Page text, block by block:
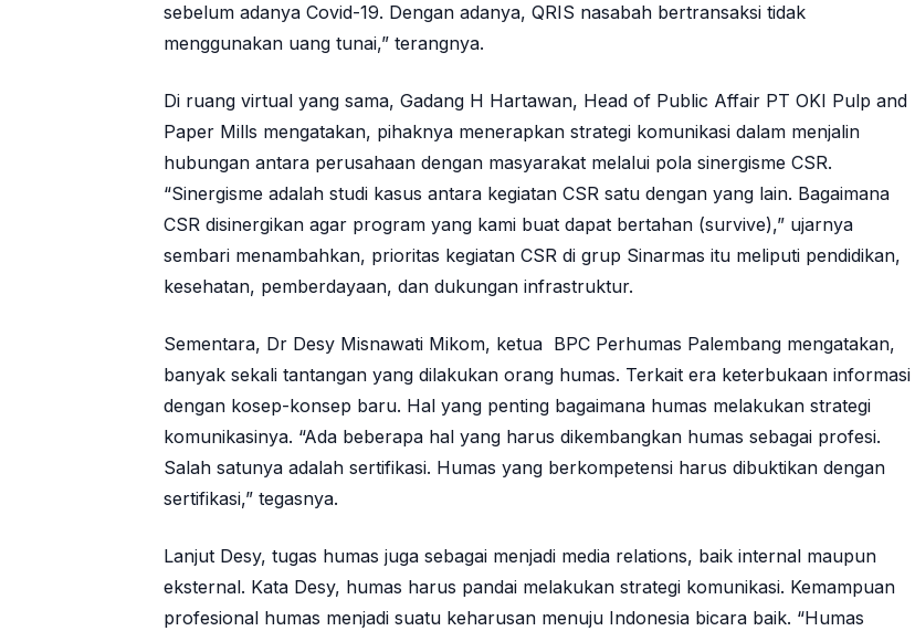
sebelum adanya Covid-19. Dengan adanya, QRIS nasabah bertransaksi tidak
menggunakan uang tunai,” terangnya.
Di ruang virtual yang sama, Gadang H Hartawan, Head of Public Affair PT OKI Pulp and
Paper Mills mengatakan, pihaknya menerapkan strategi komunikasi dalam menjalin
hubungan antara perusahaan dengan masyarakat melalui pola sinergisme CSR.
“Sinergisme adalah studi kasus antara kegiatan CSR satu dengan yang lain. Bagaimana
CSR disinergikan agar program yang kami buat dapat bertahan (survive),” ujarnya
sembari menambahkan, prioritas kegiatan CSR di grup Sinarmas itu meliputi pendidikan,
kesehatan, pemberdayaan, dan dukungan infrastruktur.
Sementara, Dr Desy Misnawati Mikom, ketua BPC Perhumas Palembang mengatakan,
banyak sekali tantangan yang dilakukan orang humas. Terkait era keterbukaan informasi
dengan kosep-konsep baru. Hal yang penting bagaimana humas melakukan strategi
komunikasinya. “Ada beberapa hal yang harus dikembangkan humas sebagai profesi.
Salah satunya adalah sertifikasi. Humas yang berkompetensi harus dibuktikan dengan
sertifikasi,” tegasnya.
Lanjut Desy, tugas humas juga sebagai menjadi media relations, baik internal maupun
eksternal. Kata Desy, humas harus pandai melakukan strategi komunikasi. Kemampuan
profesional humas menjadi suatu keharusan menuju Indonesia bicara baik. “Humas